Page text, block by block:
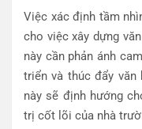
Việc xác định tầm
cho việc xây dựng
này cần phản ánh
triển và thúc đẩy
này sẽ định hướng
trị cốt lõi của nhà